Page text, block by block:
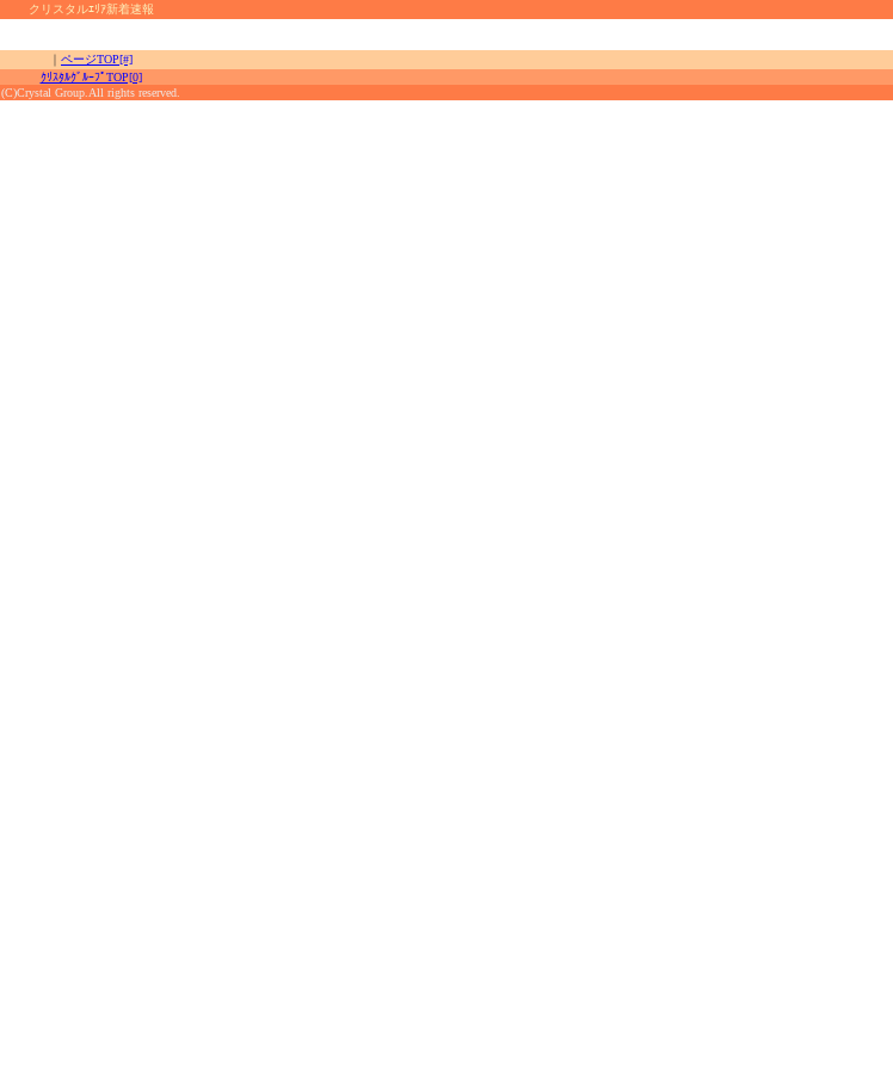
クリスタルｴﾘｱ新着速報
｜ ページTOP[#]
ｸﾘｽﾀﾙｸﾞﾙｰﾌﾟTOP[0]
(C)Crystal Group.All rights reserved.